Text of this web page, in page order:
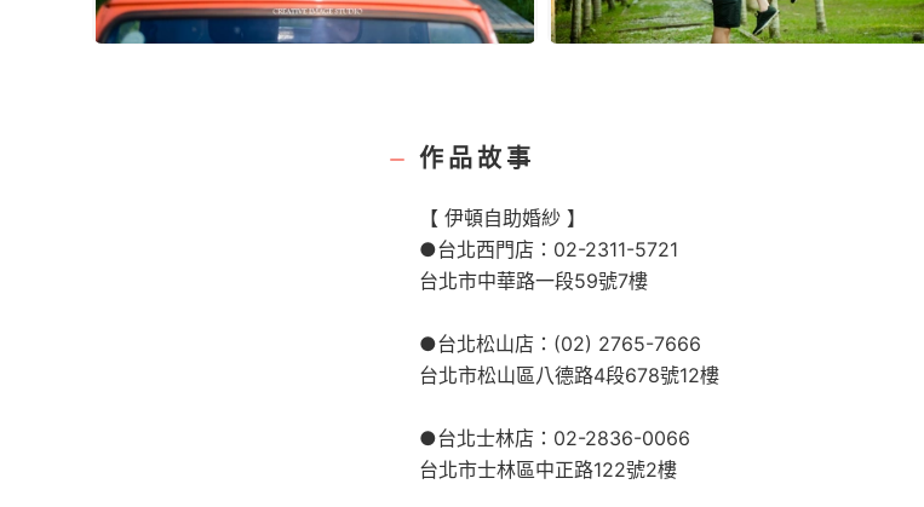
作品故事
【 伊頓自助婚紗 】
●台北西門店：02-2311-5721
台北市中華路一段59號7樓
●台北松山店：(02) 2765-7666
台北市松山區八德路4段678號12樓
●台北士林店：02-2836-0066
台北市士林區中正路122號2樓